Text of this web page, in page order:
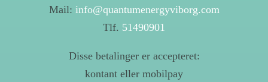
Mail: info@quantumenergyviborg.com
Tlf. 51490901
Disse betalinger er accepteret:
kontant eller mobilpay